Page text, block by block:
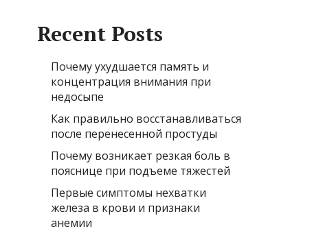
Recent Posts
Почему ухудшается память и
концентрация внимания при
недосыпе
Как правильно восстанавливаться
после перенесенной простуды
Почему возникает резкая боль в
пояснице при подъеме тяжестей
Первые симптомы нехватки
железа в крови и признаки
анемии